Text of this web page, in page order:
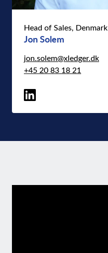
Head of Sales, Denmark
Jon Solem
jon.solem@xledger.dk
+45 20 83 18 21